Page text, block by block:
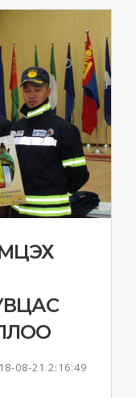
08-21 2:16:49